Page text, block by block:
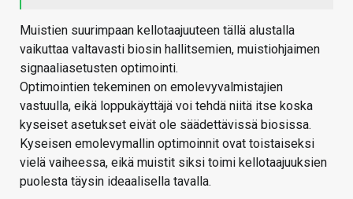
Muistien suurimpaan kellotaajuuteen tällä alustalla
vaikuttaa valtavasti biosin hallitsemien, muistiohjaimen
signaaliasetusten optimointi.
Optimointien tekeminen on emolevyvalmistajien
vastuulla, eikä loppukäyttäjä voi tehdä niitä itse koska
kyseiset asetukset eivät ole säädettävissä biosissa.
Kyseisen emolevymallin optimoinnit ovat toistaiseksi
vielä vaiheessa, eikä muistit siksi toimi kellotaajuuksien
puolesta täysin ideaalisella tavalla.